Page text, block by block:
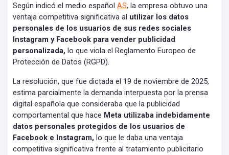
Según indicó el medio español AS, la empresa obtuvo una
ventaja competitiva significativa al utilizar los datos
personales de los usuarios de sus redes sociales
Instagram y Facebook para vender publicidad
personalizada, lo que viola el Reglamento Europeo de
Protección de Datos (RGPD).
La resolución, que fue dictada el 19 de noviembre de 2025,
estima parcialmente la demanda interpuesta por la prensa
digital española que consideraba que la publicidad
comportamental que hace Meta utilizaba indebidamente
datos personales protegidos de los usuarios de
Facebook e Instagram, lo que le daba una ventaja
competitiva significativa frente al tratamiento publicitario